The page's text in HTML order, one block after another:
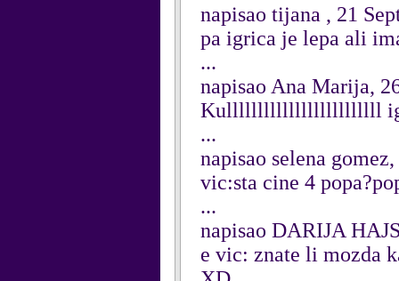
napisao tijana , 21
pa igrica je lepa ali
...
napisao Ana Marija,
Kulllllllllllllllllllllllll
...
napisao selena
vic:sta cine 4
...
napisao DARIJA
e vic: znate li mozda